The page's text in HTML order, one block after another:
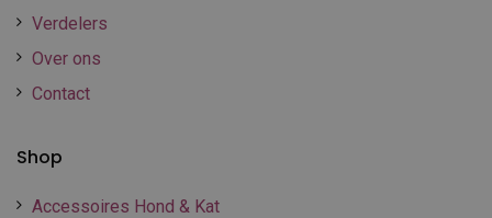
Verdelers
Over ons
Contact
Shop
Accessoires Hond & Kat